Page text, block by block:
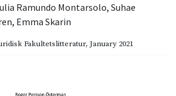
Ramundo Montarsolo, Suhae
, Emma Skarin
Fakultetslitteratur, January 2021